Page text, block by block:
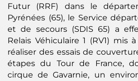
Futur (RRF) dans le
Pyrénées (65), le Service
et de secours (SDIS 65) a
Relais Véhiculaire 1 (RV1) mis
réaliser des essais de
étapes du Tour de France,
cirque de Gavarnie, un